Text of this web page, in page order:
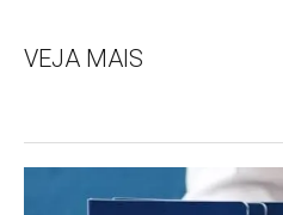
VEJA MAIS